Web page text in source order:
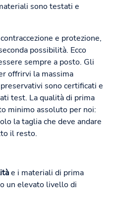
sono testati e
e protezione,
possibilità. Ecco
sempre a posto. Gli
offrirvi la massima
sono certificati e
test. La qualità di prima
minimo assoluto per noi:
la taglia che deve andare
il resto.
e i materiali di prima
un elevato livello di